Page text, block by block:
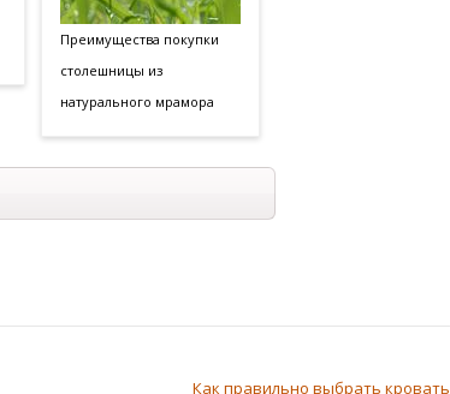
Преимущества покупки
столешницы из
натурального мрамора
Как правильно выбрать кровать